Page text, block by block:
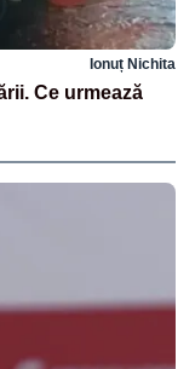
Ionuț Nichita
Ce urmează